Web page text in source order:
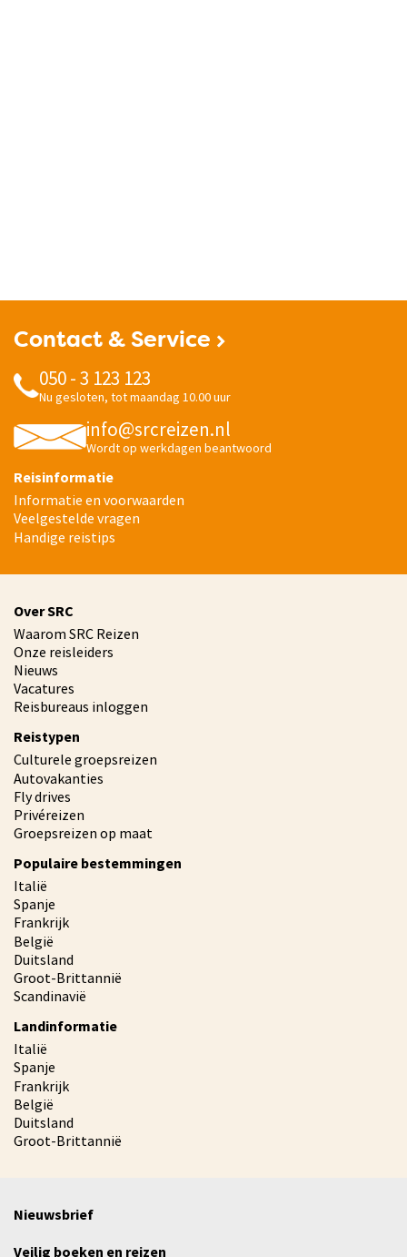
Contact & Service
050 - 3 123 123
Nu gesloten, tot maandag 10.00 uur
info@srcreizen.nl
Wordt op werkdagen beantwoord
Reisinformatie
Informatie en voorwaarden
Veelgestelde vragen
Handige reistips
Over SRC
Waarom SRC Reizen
Onze reisleiders
Nieuws
Vacatures
Reisbureaus inloggen
Reistypen
Culturele groepsreizen
Autovakanties
Fly drives
Privéreizen
Groepsreizen op maat
Populaire bestemmingen
Italië
Spanje
Frankrijk
België
Duitsland
Groot-Brittannië
Scandinavië
Landinformatie
Italië
Spanje
Frankrijk
België
Duitsland
Groot-Brittannië
Nieuwsbrief
Veilig boeken en reizen